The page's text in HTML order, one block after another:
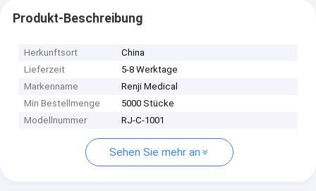
Produkt-Beschreibung
Herkunftsort
China
Lieferzeit
5-8 Werktage
Markenname
Renji Medical
Min Bestellmenge
5000 Stücke
Modellnummer
RJ-C-1001
Sehen Sie mehr an